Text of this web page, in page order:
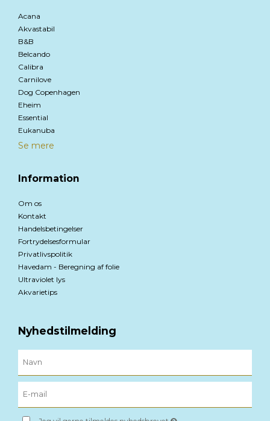
Acana
Akvastabil
B&B
Belcando
Calibra
Carnilove
Dog Copenhagen
Eheim
Essential
Eukanuba
Se mere
Information
Om os
Kontakt
Handelsbetingelser
Fortrydelsesformular
Privatlivspolitik
Havedam - Beregning af folie
Ultraviolet lys
Akvarietips
Nyhedstilmelding